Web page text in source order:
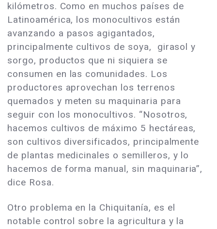
kilómetros. Como en muchos países de
Latinoamérica, los monocultivos están
avanzando a pasos agigantados,
principalmente cultivos de soya, girasol y
sorgo, productos que ni siquiera se
consumen en las comunidades. Los
productores aprovechan los terrenos
quemados y meten su maquinaria para
seguir con los monocultivos. “Nosotros,
hacemos cultivos de máximo 5 hectáreas,
son cultivos diversificados, principalmente
de plantas medicinales o semilleros, y lo
hacemos de forma manual, sin maquinaria”,
dice Rosa.
Otro problema en la Chiquitanía, es el
notable control sobre la agricultura y la